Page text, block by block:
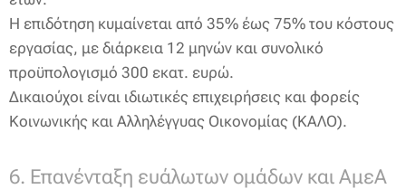
Η επιδότηση κυμαίνεται από 35% έως 75% του κόστους
εργασίας, με διάρκεια 12 μηνών και συνολικό
προϋπολογισμό 300 εκατ. ευρώ.
Δικαιούχοι είναι ιδιωτικές επιχειρήσεις και φορείς
Κοινωνικής και Αλληλέγγυας Οικονομίας (ΚΑΛΟ).
6. Επανένταξη ευάλωτων ομάδων και ΑμεΑ